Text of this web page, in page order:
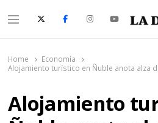
Menu
Home
Economía
Alojamiento turístico en Ñuble anota alza
Alojamiento